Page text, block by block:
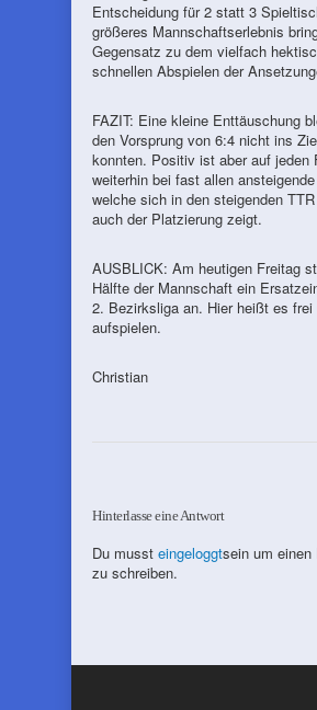
Entscheidung für 2 statt 3
größeres Mannschaftserlebnis
Gegensatz zu dem vielfach
schnellen Abspielen der
FAZIT: Eine kleine Enttäuschung
den Vorsprung von 6:4 nicht ins
konnten. Positiv ist aber auf jeden
weiterhin bei fast allen
welche sich in den steigenden
auch der Platzierung zeigt.
AUSBLICK: Am heutigen Freitag
Hälfte der Mannschaft ein
2. Bezirksliga an. Hier heißt es frei
aufspielen.
Christian
Hinterlasse eine Antwort
Du musst eingeloggtsein um einen
zu schreiben.